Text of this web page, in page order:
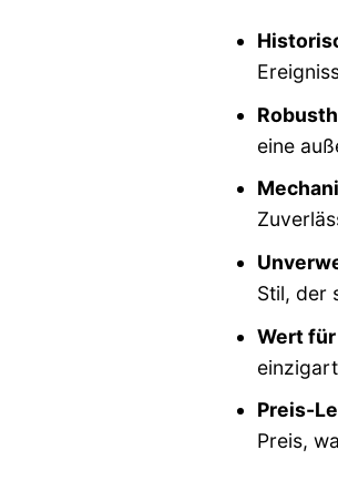
eine
Stil, der
Wert
Preis-
Preis,